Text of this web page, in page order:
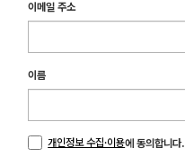
이메일 주소
이름
개인정보 수집·이용에 동의합니다.